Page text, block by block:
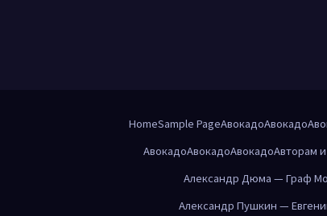
HomeSample PageАвокадоАвокадо
АвокадоАвокадоАвокадоАвторам
Александр Дюма — Граф
Александр Пушкин —